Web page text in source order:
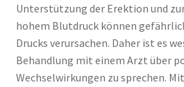
Unterstützung der Erektion und
hohem Blutdruck können
Drucks verursachen. Daher ist es
Behandlung mit einem Arzt über
Wechselwirkungen zu sprechen.